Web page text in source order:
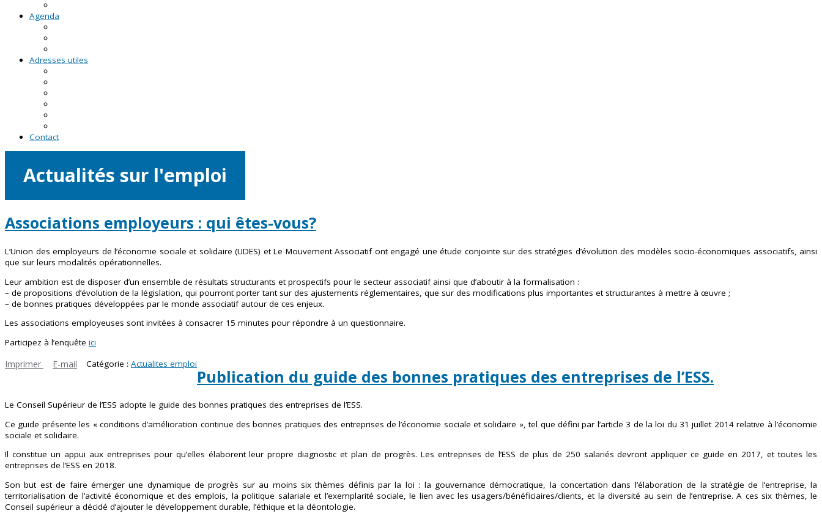
Agenda
Adresses utiles
Contact
Actualités sur l'emploi
Associations employeurs : qui êtes-vous?
L’Union des employeurs de l’économie sociale et solidaire (UDES) et Le Mouvement Associatif ont engagé une étude conjointe sur des stratégies d’évolution des modèles socio-économiques associatifs, ainsi
que sur leurs modalités opérationnelles.
Leur ambition est de disposer d’un ensemble de résultats structurants et prospectifs pour le secteur associatif ainsi que d’aboutir à la formalisation :
– de propositions d’évolution de la législation, qui pourront porter tant sur des ajustements réglementaires, que sur des modifications plus importantes et structurantes à mettre à œuvre ;
– de bonnes pratiques développées par le monde associatif autour de ces enjeux.
Les associations employeuses sont invitées à consacrer 15 minutes pour répondre à un questionnaire.
Participez à l’enquête ici
Imprimer E-mail Catégorie : Actualites emploi
Publication du guide des bonnes pratiques des entreprises de l’ESS.
Le Conseil Supérieur de l’ESS adopte le guide des bonnes pratiques des entreprises de l’ESS.
Ce guide présente les « conditions d’amélioration continue des bonnes pratiques des entreprises de l’économie sociale et solidaire », tel que défini par l’article 3 de la loi du 31 juillet 2014 relative à l’économie
sociale et solidaire.
Il constitue un appui aux entreprises pour qu’elles élaborent leur propre diagnostic et plan de progrès. Les entreprises de l’ESS de plus de 250 salariés devront appliquer ce guide en 2017, et toutes les
entreprises de l’ESS en 2018.
Son but est de faire émerger une dynamique de progrès sur au moins six thèmes définis par la loi : la gouvernance démocratique, la concertation dans l’élaboration de la stratégie de l’entreprise, la
territorialisation de l’activité économique et des emplois, la politique salariale et l’exemplarité sociale, le lien avec les usagers/bénéficiaires/clients, et la diversité au sein de l’entreprise. A ces six thèmes, le
Conseil supérieur a décidé d’ajouter le développement durable, l’éthique et la déontologie.